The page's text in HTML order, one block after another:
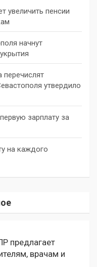
увеличить пенсии
начнут
перечислят
утвердило
зарплату за
на каждого
предлагает
врачам и